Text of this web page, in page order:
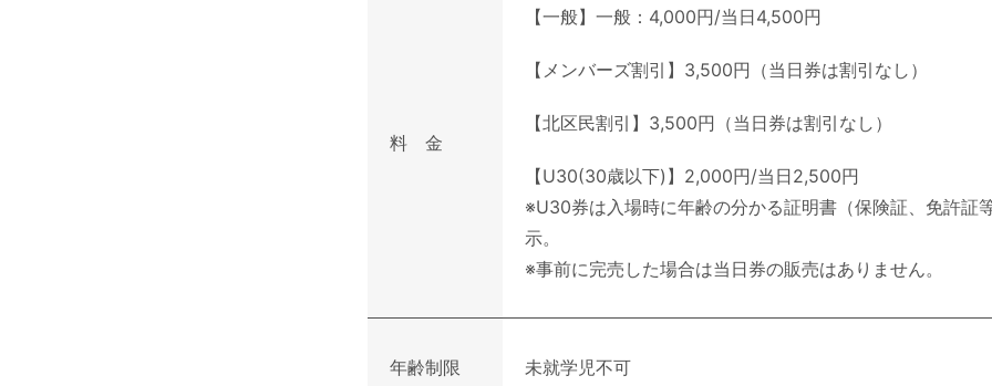
料 金
【一般】一般：4,000円/当日4,500円
【メンバーズ割引】3,500円（当日券は割引なし）
【北区民割引】3,500円（当日券は割引なし）
【U30(30歳以下)】2,000円/当日2,500円
※U30券は入場時に年齢の分かる証明書（保険証、免許証
示。
※事前に完売した場合は当日券の販売はありません。
年齢制限 未就学児不可